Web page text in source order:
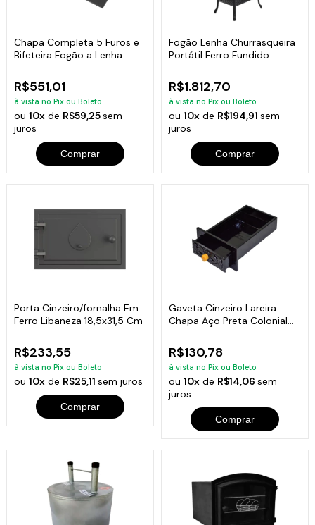
Chapa Completa 5 Furos e
Bifeteira Fogão a Lenha
R$551,01
à vista no Pix ou Boleto
ou10x de R$59,25sem
juros
Comprar
Fogão Lenha Churrasqueira
Portátil Ferro Fundido
R$1.812,70
à vista no Pix ou Boleto
ou 10xde R$194,91 sem
juros
Comprar
Porta Cinzeiro/fornalha Em
Ferro Libaneza 18,5x31,5 Cm
R$233,55
à vista no Pix ou Boleto
ou10x de R$25,11sem juros
Comprar
Gaveta Cinzeiro Lareira
Chapa Aço Preta Colonial
R$130,78
à vista no Pix ou Boleto
ou 10xde R$14,06 sem
juros
Comprar